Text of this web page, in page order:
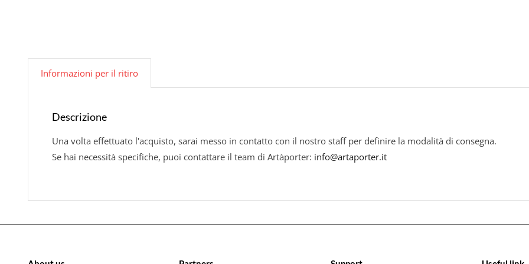
Informazioni per il ritiro
Descrizione
Una volta effettuato l'acquisto, sarai messo in contatto con il nostro staff per definire la modalità di consegna.
Se hai necessità specifiche, puoi contattare il team di Artàporter: info@artaporter.it